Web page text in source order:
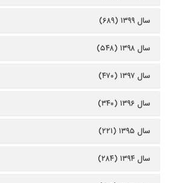
سال ۱۳۹۹ (۶۸۹)
سال ۱۳۹۸ (۵۴۸)
سال ۱۳۹۷ (۴۷۰)
سال ۱۳۹۶ (۳۴۰)
سال ۱۳۹۵ (۲۲۱)
سال ۱۳۹۴ (۲۸۴)